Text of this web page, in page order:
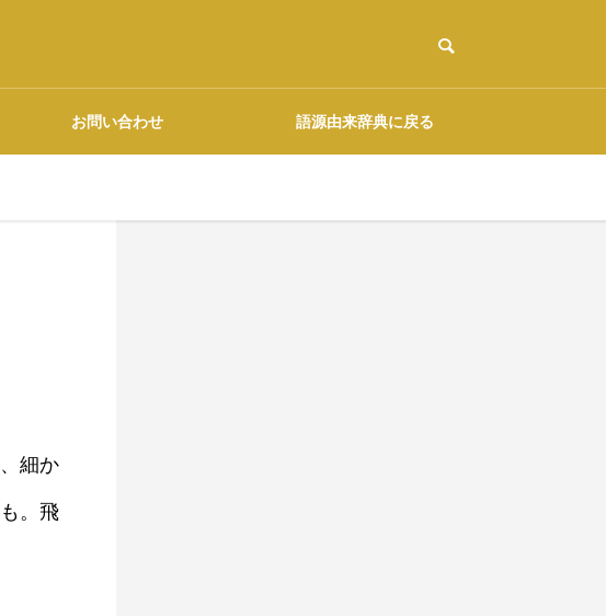
お問い合わせ 語源由来辞典に戻る
細か
。飛